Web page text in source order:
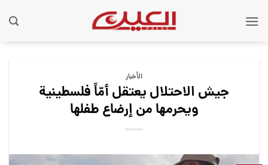
الأخبار
جيش الاحتلال يعتقل أمّاً فلسطينية
ويحرمها من إرضاع طفلها